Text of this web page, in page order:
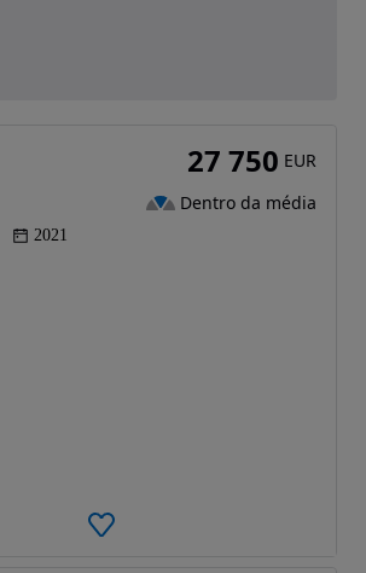
2021
27 750 EUR
Dentro da média